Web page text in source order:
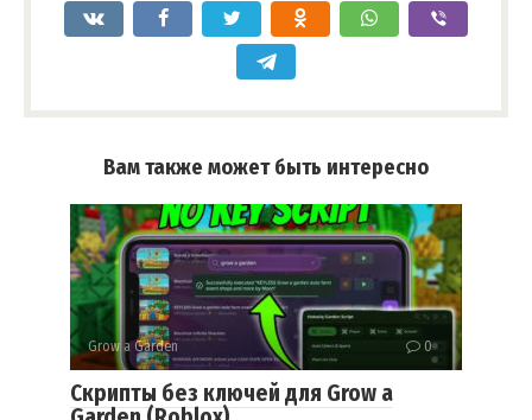
Вам также может быть интересно
Grow a Garden 0
Скрипты без ключей для Grow a